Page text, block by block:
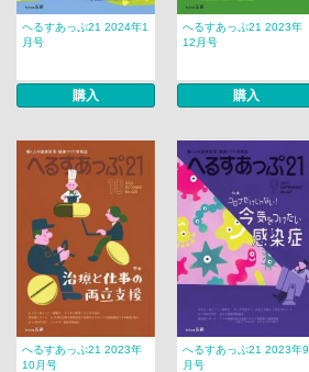
へるすあっぷ21 2024年1
月号
購入
へるすあっぷ21 2023年
12月号
購入
へるすあっぷ21 2023年
10月号
へるすあっぷ21 2023年9
月号